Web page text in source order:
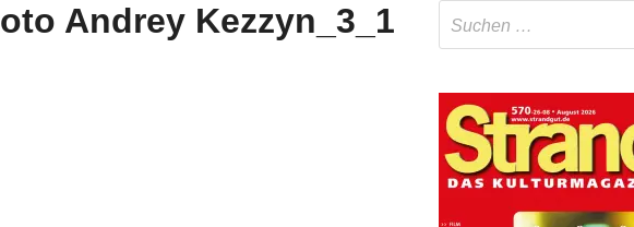
Andrey Kezzyn_3_1